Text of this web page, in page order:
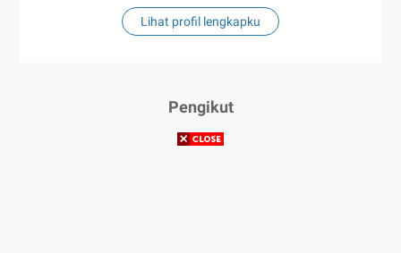
Lihat profil lengkapku
Pengikut